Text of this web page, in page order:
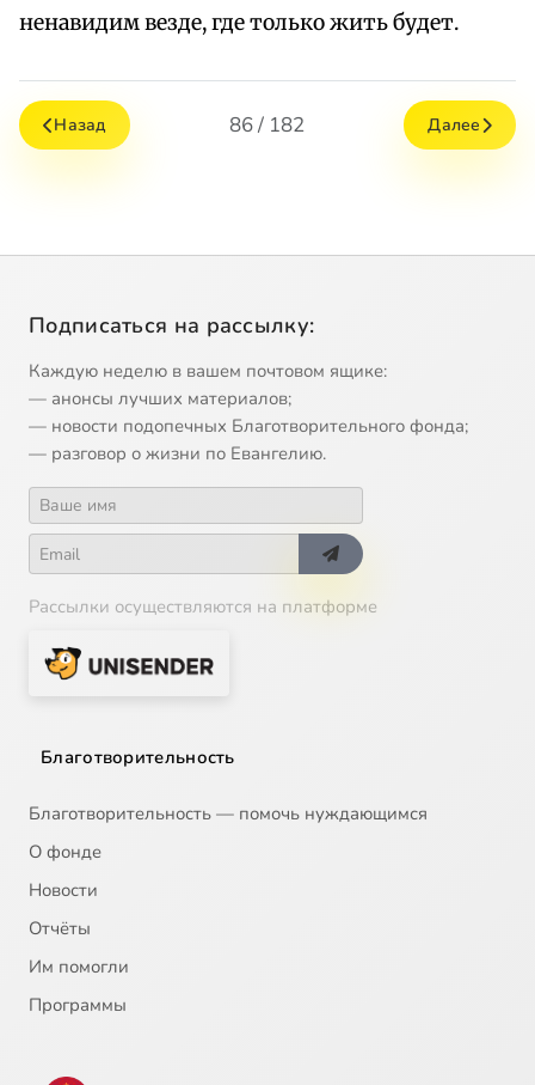
ненавидим везде, где только жить будет.
Назад 86 / 182 Далее
Подписаться на рассылку:
Каждую неделю в вашем почтовом ящике:
— анонсы лучших материалов;
— новости подопечных Благотворительного фонда;
— разговор о жизни по Евангелию.
Рассылки осуществляются на платформе
Благотворительность
Благотворительность — помочь нуждающимся
О фонде
Новости
Отчёты
Им помогли
Программы